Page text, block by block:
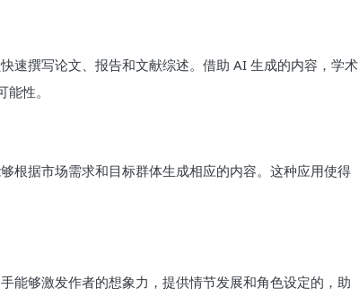
速撰写论文、报告和文献综述。借助 AI 生成的内容，学术
性。
根据市场需求和目标群体生成相应的内容。这种应用使得
能够激发作者的想象力，提供情节发展和角色设定的，助